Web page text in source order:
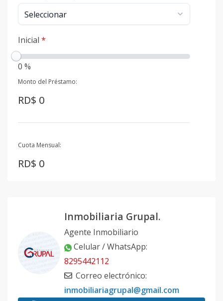
Inicial *
0 %
Monto del Préstamo:
RD$ 0
Cuota Mensual:
RD$ 0
Inmobiliaria Grupal.
Agente Inmobiliario
Celular / WhatsApp:
8295442112
Correo electrónico:
inmobiliariagrupal@gmail.com